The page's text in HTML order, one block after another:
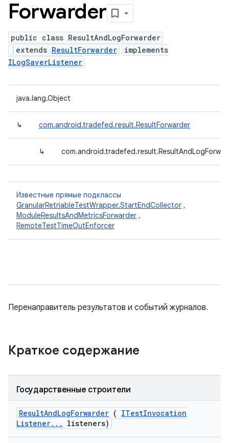
Forwarder
public class ResultAndLogForwarder
extends ResultForwarder
implements
ILogSaverListener
java.lang.Object
↳ com.android.tradefed.result.ResultForwarder
↳
Известные прямые подклассы
GranularRetriableTestWrapper.StartEndCollector ,
ModuleResultsAndMetricsForwarder ,
RemoteTestTimeOutEnforcer
Перенаправитель результатов и событий журналов.
Краткое содержание
Государственные строители
ResultAndLogForwarder ( ITestInvocation
Listener. . . listeners)